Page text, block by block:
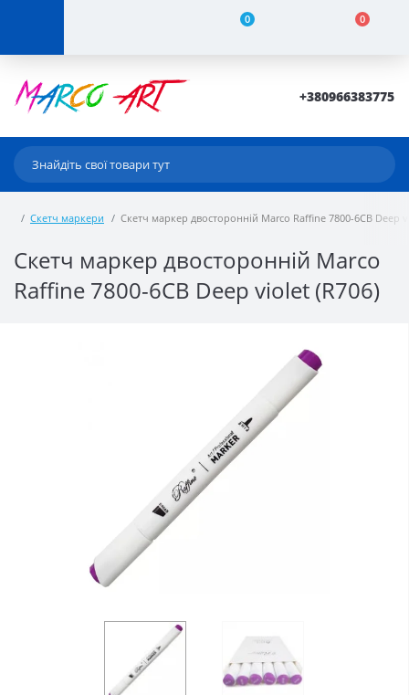
0 0
+380966383775
Скетч маркери Скетч маркер двосторонній Marco Raffine 7800-6CB Deep
Скетч маркер двосторонній Marco
Raffine 7800-6CB Deep violet (R706)